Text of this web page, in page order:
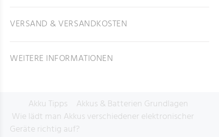
VERSAND & VERSANDKOSTEN
WEITERE INFORMATIONEN
Akku Tipps
Akkus & Batterien Grundlagen
Wie lädt man Akkus verschiedener elektronischer
Geräte richtig auf?